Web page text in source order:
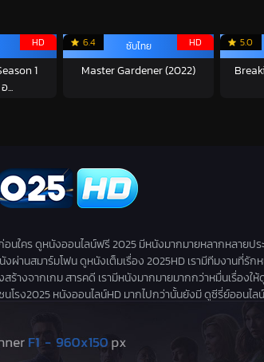
HD
1
...
6.4 HD
ซับไทย
Master Gardener (2022)
5.0
ใคร ดูหนังออนไลน์ฟรี 2025 มีหนังมากมายหลากหลายปร
านสมาร์มโฟน ดูหนังเต็มเรื่อง 2025HD เรามีทีมงานที่
จากเกม สารคดี เรามีหนังมากมายมากกว่าหมื่นเรื่องใ
รง2025 หนังออนไลน์HD มากไปกว่านั้นยังมี ดูซีรี่ย์ออนไ
สะดุด ไม่มีโฆษณากวนใจก่อนดู ดูหนังฟรีออนไลน์ หนังใหม่